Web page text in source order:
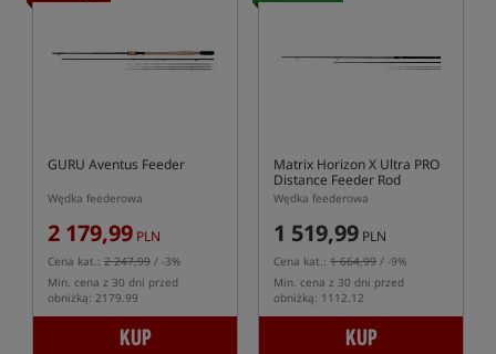
GURU Aventus Feeder
Wędka feederowa
2 179,99 PLN
Cena kat.: 2 247,99 / -3%
Min. cena z 30 dni przed
obniżką: 2179.99
KUP
Matrix Horizon X Ultra PRO
Distance Feeder Rod
Wędka feederowa
1 519,99 PLN
Cena kat.: 1 664,99 / -9%
Min. cena z 30 dni przed
obniżką: 1112.12
KUP